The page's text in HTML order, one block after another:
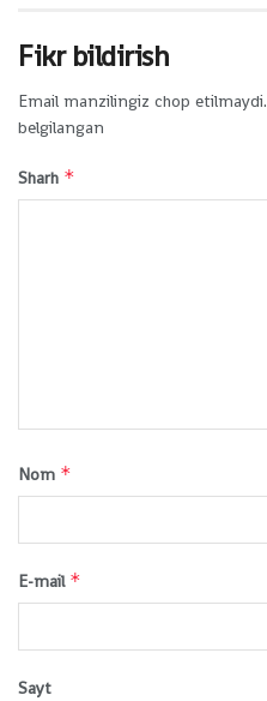
Fikr bildirish
Email manzilingiz chop etilmaydi.
belgilangan
Sharh *
Nom *
E-mail *
Sayt